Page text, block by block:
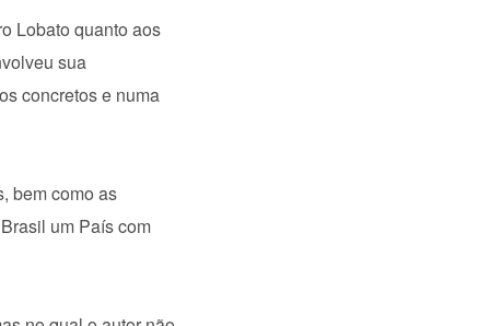
Lobato quanto aos
sua
concretos e numa
bem como as
um País com